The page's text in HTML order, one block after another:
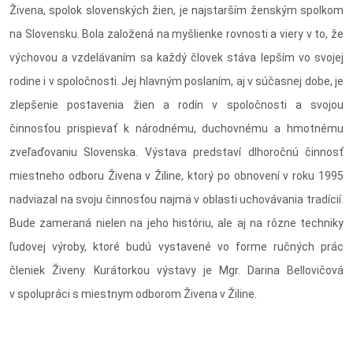
Živena, spolok slovenských žien, je najstarším ženským spolkom
na Slovensku. Bola založená na myšlienke rovnosti a viery v to, že
výchovou a vzdelávaním sa každý človek stáva lepším vo svojej
rodine i v spoločnosti. Jej hlavným poslaním, aj v súčasnej dobe, je
zlepšenie postavenia žien a rodín v spoločnosti a svojou
činnosťou prispievať k národnému, duchovnému a hmotnému
zveľaďovaniu Slovenska. Výstava predstaví dlhoročnú činnosť
miestneho odboru Živena v Žiline, ktorý po obnovení v roku 1995
nadviazal na svoju činnosťou najmä v oblasti uchovávania tradícií.
Bude zameraná nielen na jeho históriu, ale aj na rôzne techniky
ľudovej výroby, ktoré budú vystavené vo forme ručných prác
členiek Živeny. Kurátorkou výstavy je Mgr. Darina Bellovičová
v spolupráci s miestnym odborom Živena v Žiline.